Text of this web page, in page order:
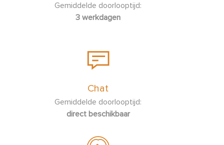
Gemiddelde doorlooptijd:
3 werkdagen
Chat
Gemiddelde doorlooptijd:
direct beschikbaar